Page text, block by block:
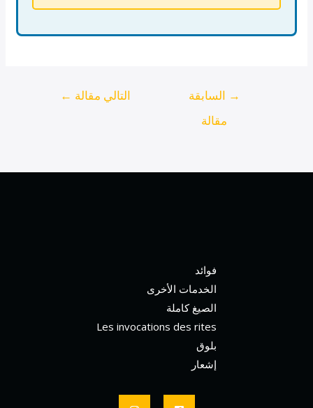
→ السابقة
مقالة
التالي مقالة ←
فوائد
الخدمات الأخرى
الصيغ كاملة
Les invocations des rites
بلوق
إشعار